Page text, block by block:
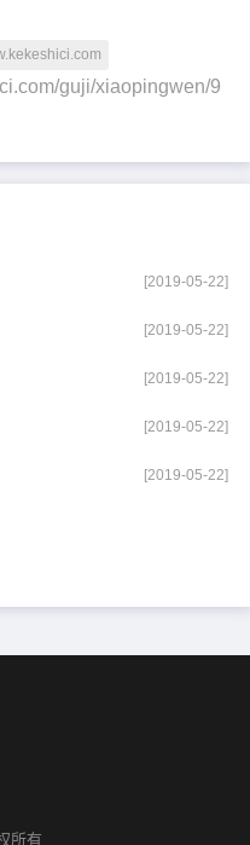
guji/xiaopingwen/9
[2019-05-22]
[2019-05-22]
[2019-05-22]
[2019-05-22]
[2019-05-22]
所有